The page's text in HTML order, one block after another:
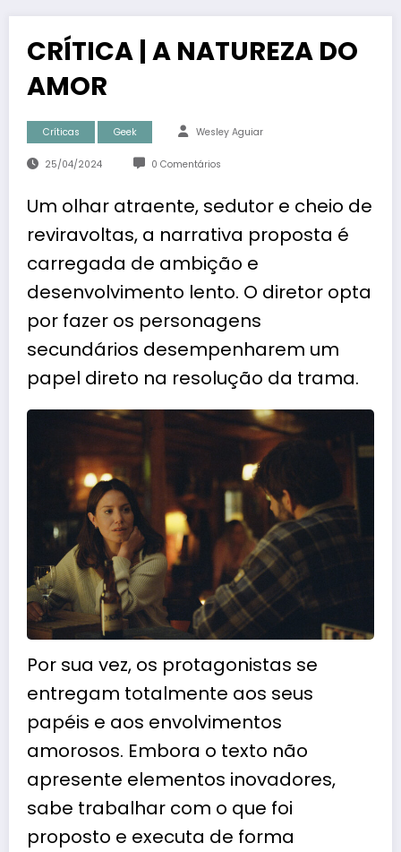
CRÍTICA | A NATUREZA DO
AMOR
Críticas Geek Wesley Aguiar
25/04/2024 0 Comentários
Um olhar atraente, sedutor e cheio de
reviravoltas, a narrativa proposta é
carregada de ambição e
desenvolvimento lento. O diretor opta
por fazer os personagens
secundários desempenharem um
papel direto na resolução da trama.
Por sua vez, os protagonistas se
entregam totalmente aos seus
papéis e aos envolvimentos
amorosos. Embora o texto não
apresente elementos inovadores,
sabe trabalhar com o que foi
proposto e executa de forma